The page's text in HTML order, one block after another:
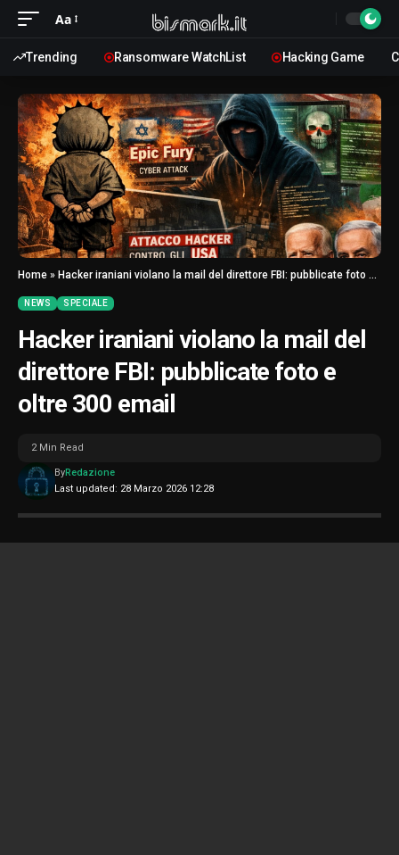
Aa
Trending Ransomware WatchList Hacking Game
Home » Hacker iraniani violano la mail del direttore FBI: pubblicate foto e oltre 300 email
NEWS SPECIALE
Hacker iraniani violano la mail del
direttore FBI: pubblicate foto e
oltre 300 email
Last updated: 28 Marzo 2026 12:28
ByRedazione
2 Min Read